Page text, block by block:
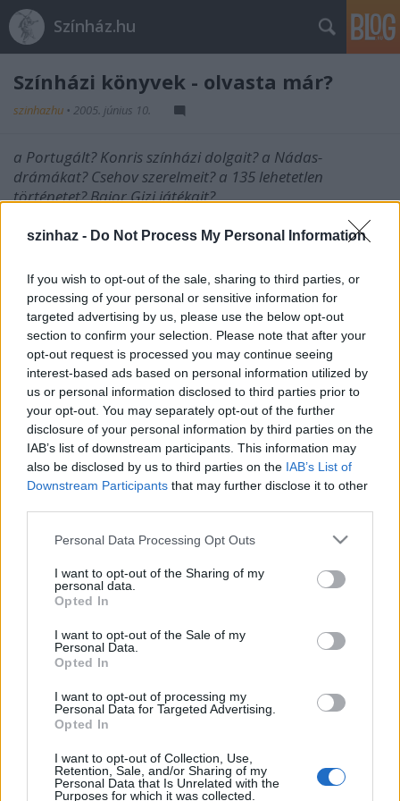
szinhaz - Do Not Process My Personal Information
If you wish to opt-out of the sale, sharing to third parties, or
processing of your personal or sensitive information for
targeted advertising by us, please use the below opt-out
section to confirm your selection. Please note that after your
opt-out request is processed you may continue seeing
interest-based ads based on personal information utilized by
us or personal information disclosed to third parties prior to
your opt-out. You may separately opt-out of the further
disclosure of your personal information by third parties on the
IAB’s list of downstream participants. This information may
also be disclosed by us to third parties on the IAB’s List of
Downstream Participants that may further disclose it to other
Please note that this website/app uses one or more Google
not limited to your visit or usage behaviour. You may click to
grant or deny consent to Google and its third-party tags to
use your data for below specified purposes in below Google
consent section.
Personal Data Processing Opt Outs
I want to opt-out of the Sharing of my
personal data.
Opted In
I want to opt-out of the Sale of my
Personal Data.
Opted In
I want to opt-out of processing my
Personal Data for Targeted Advertising.
Opted In
I want to opt-out of Collection, Use,
Retention, Sale, and/or Sharing of my
Personal Data that Is Unrelated with the
Purposes for which it was collected.
Színház.hu
Színházi könyvek - olvasta már?
szinhazhu • 2005. június 10.
a Portugált? Konris színházi dolgait? a Nádas-
drámákat? Csehov szerelmeit? a 135 lehetetlen
történetet? Bajor Gizi játékait?
Ha nem,kattintson ide, és vegye meg az Önnek
A Színházi Portál és a Bookline elindította közös
szolgáltaását, amelyen keresztül érdekes és értékes
színházi könyvekhez juhtat hozzá az érdeklődő.
Ajánlott bejegyzések:
Meghalt Böröndi Tamás
Ősszel érkezik az Infinite Dance Festival
Sodró Eliza: "Színészként a katarzist nem
tudjuk garantálni"